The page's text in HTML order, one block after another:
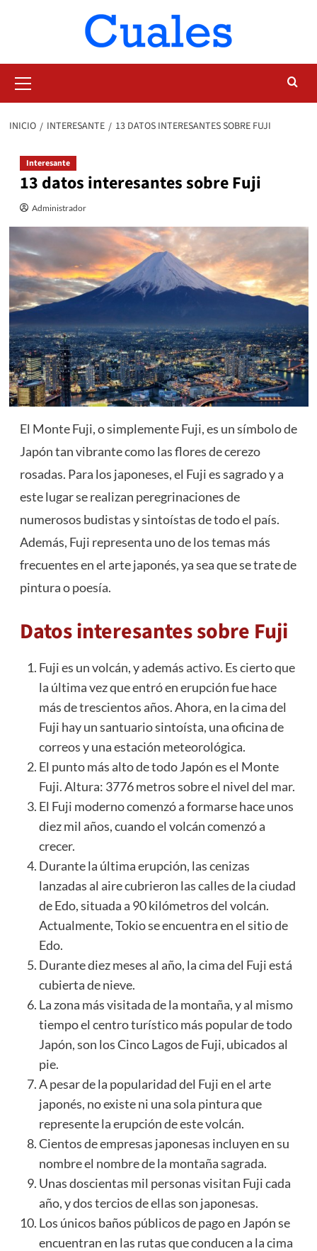
primario
INICIO INTERESANTE 13 DATOS INTERESANTES SOBRE FUJI
Interesante
13 datos interesantes sobre Fuji
Administrador
El Monte Fuji, o simplemente Fuji, es un símbolo de
Japón tan vibrante como las flores de cerezo
rosadas. Para los japoneses, el Fuji es sagrado y a
este lugar se realizan peregrinaciones de
numerosos budistas y sintoístas de todo el país.
Además, Fuji representa uno de los temas más
frecuentes en el arte japonés, ya sea que se trate de
pintura o poesía.
Datos interesantes sobre Fuji
Fuji es un volcán, y además activo. Es cierto que
la última vez que entró en erupción fue hace
más de trescientos años. Ahora, en la cima del
Fuji hay un santuario sintoísta, una oficina de
correos y una estación meteorológica.
El punto más alto de todo Japón es el Monte
Fuji. Altura: 3776 metros sobre el nivel del mar.
El Fuji moderno comenzó a formarse hace unos
diez mil años, cuando el volcán comenzó a
crecer.
Durante la última erupción, las cenizas
lanzadas al aire cubrieron las calles de la ciudad
de Edo, situada a 90 kilómetros del volcán.
Actualmente, Tokio se encuentra en el sitio de
Edo.
Durante diez meses al año, la cima del Fuji está
cubierta de nieve.
La zona más visitada de la montaña, y al mismo
tiempo el centro turístico más popular de todo
Japón, son los Cinco Lagos de Fuji, ubicados al
pie.
A pesar de la popularidad del Fuji en el arte
japonés, no existe ni una sola pintura que
represente la erupción de este volcán.
Cientos de empresas japonesas incluyen en su
nombre el nombre de la montaña sagrada.
Unas doscientas mil personas visitan Fuji cada
año, y dos tercios de ellas son japonesas.
Los únicos baños públicos de pago en Japón se
encuentran en las rutas que conducen a la cima